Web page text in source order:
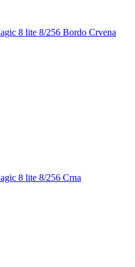
8 lite 8/256 Bordo Crvena
8 lite 8/256 Crna